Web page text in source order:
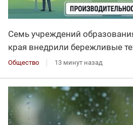
Семь учреждений
края внедрили бережливые
Общество 13 минут назад